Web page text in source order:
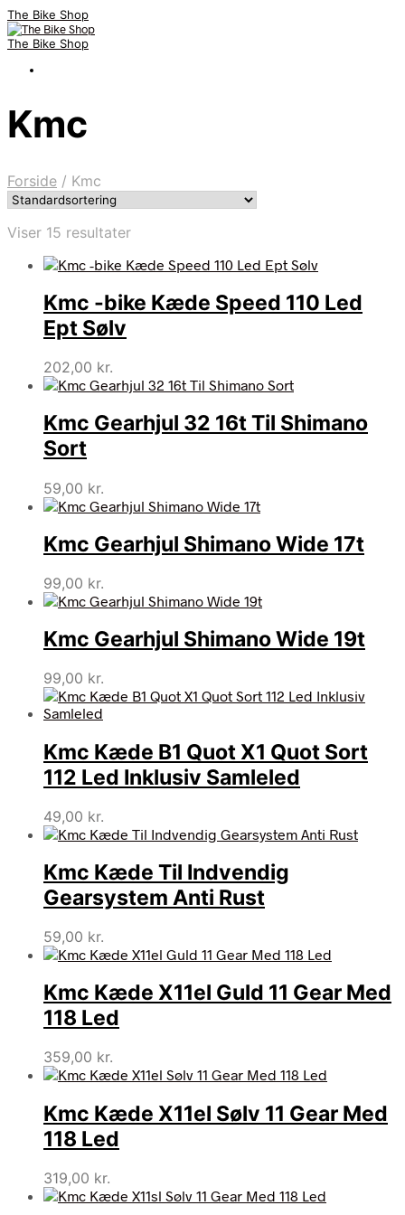
The Bike Shop
The Bike Shop
Kmc
Forside / Kmc
Viser 15 resultater
Kmc -bike Kæde Speed 110 Led
Ept Sølv
202,00 kr.
Kmc Gearhjul 32 16t Til Shimano
Sort
59,00 kr.
Kmc Gearhjul Shimano Wide 17t
99,00 kr.
Kmc Gearhjul Shimano Wide 19t
99,00 kr.
Kmc Kæde B1 Quot X1 Quot Sort
112 Led Inklusiv Samleled
49,00 kr.
Kmc Kæde Til Indvendig
Gearsystem Anti Rust
59,00 kr.
Kmc Kæde X11el Guld 11 Gear Med
118 Led
359,00 kr.
Kmc Kæde X11el Sølv 11 Gear Med
118 Led
319,00 kr.